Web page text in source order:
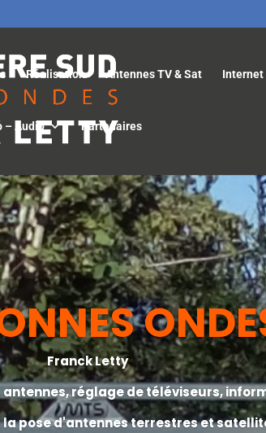
Réalisation Antennes TV & Sat Internet
– Audio Partenaires
Franck Letty
antennes,réglage de téléviseurs,i
lapose d'antennes terrestres et